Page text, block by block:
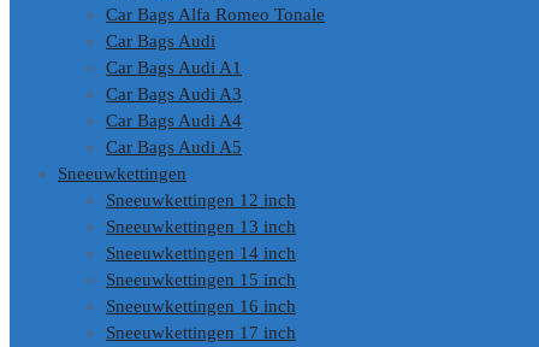
Car Bags Alfa Romeo Tonale
Car Bags Audi
Car Bags Audi A1
Car Bags Audi A3
Car Bags Audi A4
Car Bags Audi A5
Sneeuwkettingen
Sneeuwkettingen 12 inch
Sneeuwkettingen 13 inch
Sneeuwkettingen 14 inch
Sneeuwkettingen 15 inch
Sneeuwkettingen 16 inch
Sneeuwkettingen 17 inch